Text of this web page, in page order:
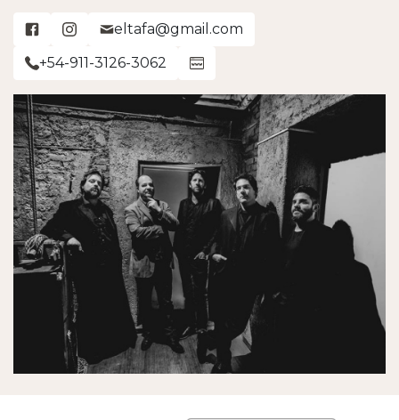
eltafa@gmail.com
+54-911-3126-3062